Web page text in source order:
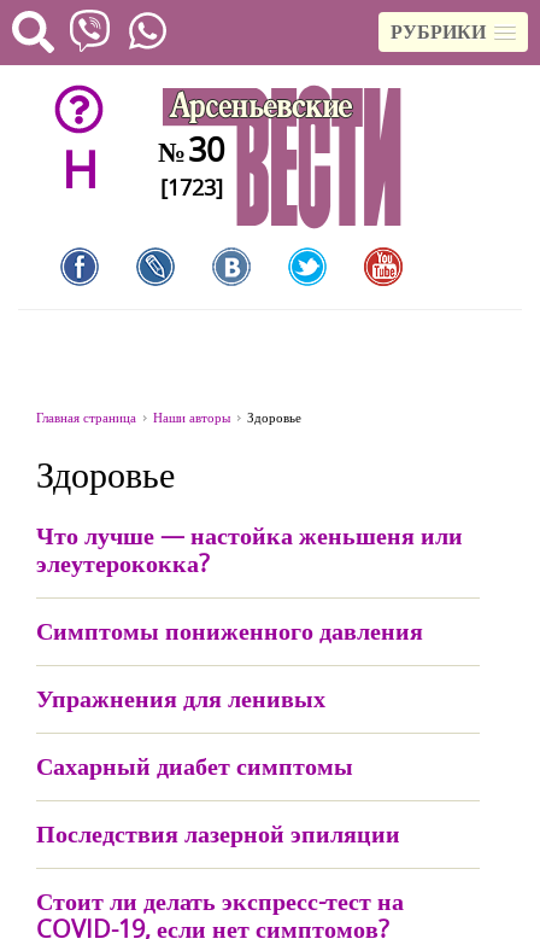
РУБРИКИ
H №30
[1723]
Главная страница Наши авторы Здоровье
Здоровье
Что лучше — настойка женьшеня или
элеутерококка?
Симптомы пониженного давления
Упражнения для ленивых
Сахарный диабет симптомы
Последствия лазерной эпиляции
Стоит ли делать экспресс-тест на
COVID-19, если нет симптомов?